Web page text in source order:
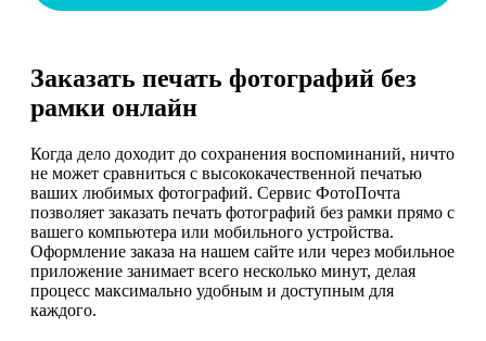
Заказать печать фотографий без
рамки онлайн
Когда дело доходит до сохранения воспоминаний, ничто
не может сравниться с высококачественной печатью
ваших любимых фотографий. Сервис ФотоПочта
позволяет заказать печать фотографий без рамки прямо с
вашего компьютера или мобильного устройства.
Оформление заказа на нашем сайте или через мобильное
приложение занимает всего несколько минут, делая
процесс максимально удобным и доступным для
каждого.